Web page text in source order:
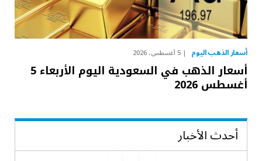
أسعار الذهب اليوم 5 أغسطس، 2026
أسعار الذهب في السعودية اليوم الأربعاء 5
أغسطس 2026
أحدث الأخبار